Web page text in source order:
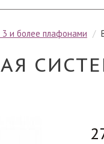
3 и более плафонами /